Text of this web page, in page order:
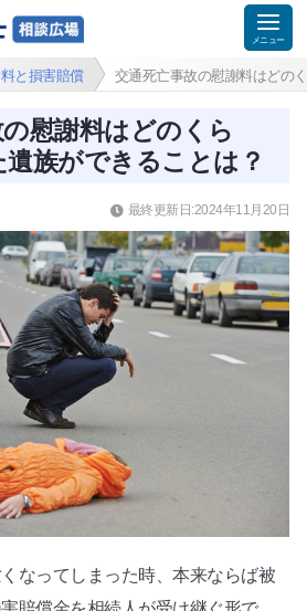
と損害賠償 交通死亡事故の慰謝料はどの
慰謝料はどのくら
族ができることは？
最終更新日:2024年11月20日
なってしまった時、本来ならば被